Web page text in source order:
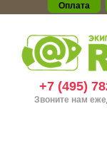
Оплата
+7 (495)
Звоните нам